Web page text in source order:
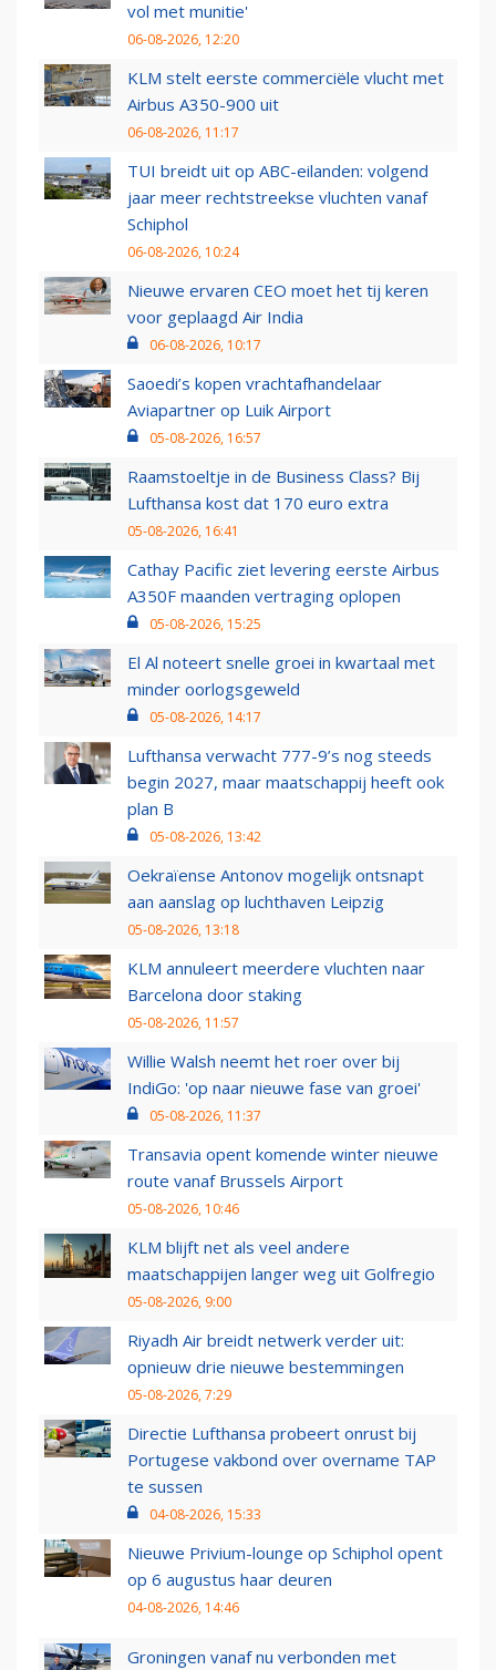
vol met munitie'
06-08-2026, 12:20
KLM stelt eerste commerciële vlucht met
Airbus A350-900 uit
06-08-2026, 11:17
TUI breidt uit op ABC-eilanden: volgend
jaar meer rechtstreekse vluchten vanaf
Schiphol
06-08-2026, 10:24
Nieuwe ervaren CEO moet het tij keren
voor geplaagd Air India
06-08-2026, 10:17
Saoedi’s kopen vrachtafhandelaar
Aviapartner op Luik Airport
05-08-2026, 16:57
Raamstoeltje in de Business Class? Bij
Lufthansa kost dat 170 euro extra
05-08-2026, 16:41
Cathay Pacific ziet levering eerste Airbus
A350F maanden vertraging oplopen
05-08-2026, 15:25
El Al noteert snelle groei in kwartaal met
minder oorlogsgeweld
05-08-2026, 14:17
Lufthansa verwacht 777-9’s nog steeds
begin 2027, maar maatschappij heeft ook
plan B
05-08-2026, 13:42
Oekraïense Antonov mogelijk ontsnapt
aan aanslag op luchthaven Leipzig
05-08-2026, 13:18
KLM annuleert meerdere vluchten naar
Barcelona door staking
05-08-2026, 11:57
Willie Walsh neemt het roer over bij
IndiGo: 'op naar nieuwe fase van groei'
05-08-2026, 11:37
Transavia opent komende winter nieuwe
route vanaf Brussels Airport
05-08-2026, 10:46
KLM blijft net als veel andere
maatschappijen langer weg uit Golfregio
05-08-2026, 9:00
Riyadh Air breidt netwerk verder uit:
opnieuw drie nieuwe bestemmingen
05-08-2026, 7:29
Directie Lufthansa probeert onrust bij
Portugese vakbond over overname TAP
te sussen
04-08-2026, 15:33
Nieuwe Privium-lounge op Schiphol opent
op 6 augustus haar deuren
04-08-2026, 14:46
Groningen vanaf nu verbonden met